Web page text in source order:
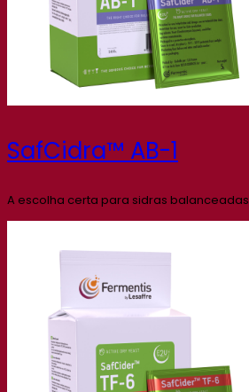
SafCidra™ AB-1
A escolha certa para sidras balanceadas